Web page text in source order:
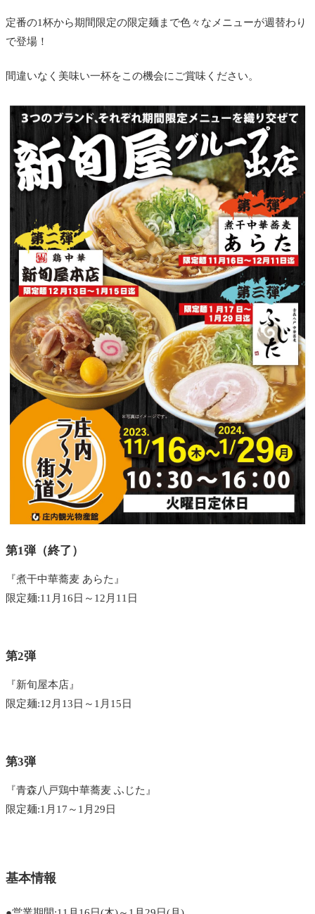
定番の1杯から期間限定の限定麺まで色々なメニューが週替わり
で登場！
間違いなく美味い一杯をこの機会にご賞味ください。
第1弾（終了）
『煮干中華蕎麦 あらた』
限定麺:11月16日～12月11日
第2弾
『新旬屋本店』
限定麺:12月13日～1月15日
第3弾
『青森八戸鶏中華蕎麦 ふじた』
限定麺:1月17～1月29日
基本情報